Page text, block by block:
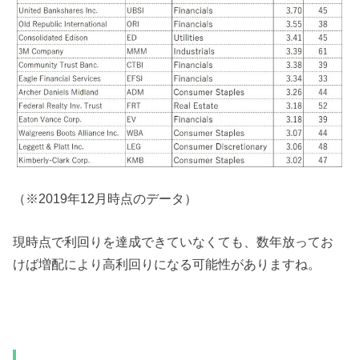
（※2019年12月時点のデータ）
現時点で利回りを達成できていなくても、数年放ってお
けば増配により高利回りになる可能性がありますね。